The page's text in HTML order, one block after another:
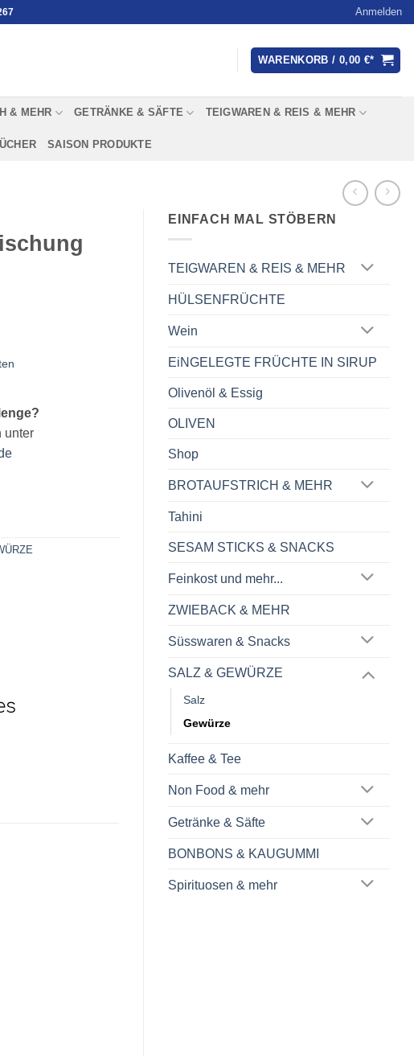
Anmelden
WARENKORB / 0,00 €
& MEHR GETRÄNKE & SÄFTE TEIGWAREN & REIS & MEHR
SAISON PRODUKTE
EINFACH MAL STÖBERN
TEIGWAREN & REIS & MEHR
HÜLSENFRÜCHTE
Wein
EiNGELEGTE FRÜCHTE IN SIRUP
Olivenöl & Essig
OLIVEN
Shop
BROTAUFSTRICH & MEHR
Tahini
SESAM STICKS & SNACKS
Feinkost und mehr...
ZWIEBACK & MEHR
Süsswaren & Snacks
SALZ & GEWÜRZE
Salz
Gewürze
Kaffee & Tee
Non Food & mehr
Getränke & Säfte
BONBONS & KAUGUMMI
Spirituosen & mehr
unter